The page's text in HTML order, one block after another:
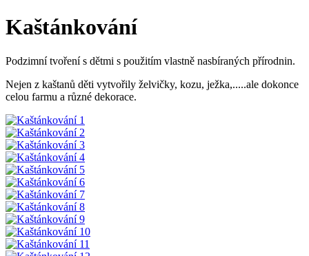
Kaštánkování
Podzimní tvoření s dětmi s použitím vlastně nasbíraných přírodnin.
Nejen z kaštanů děti vytvořily želvičky, kozu, ježka,.....ale dokonce
celou farmu a různé dekorace.